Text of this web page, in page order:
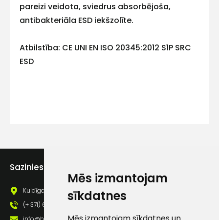
Mēs izmantojam
sīkdatnes
pareizi veidota, sviedrus absorbējoša,
antibakteriāla ESD iekšzolīte.
Atbilstība: CE UNI EN ISO 20345:2012 S1P SRC
ESD
Sazinies ar mums
Kuldīgas iela 69a, Saldus, Saldus nov., LV - 3801
(+ 371) 63 881 186
Kontakttālrunis
lietošanas noteikumiem